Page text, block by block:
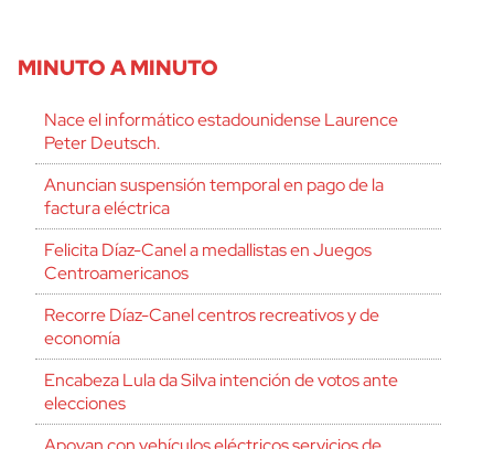
MINUTO A MINUTO
Nace el informático estadounidense Laurence
Peter Deutsch.
Anuncian suspensión temporal en pago de la
factura eléctrica
Felicita Díaz-Canel a medallistas en Juegos
Centroamericanos
Recorre Díaz-Canel centros recreativos y de
economía
Encabeza Lula da Silva intención de votos ante
elecciones